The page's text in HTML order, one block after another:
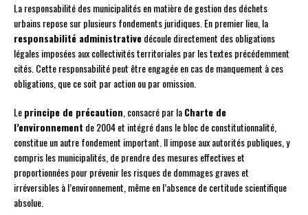
La responsabilité des municipalités en matière de gestion des déchets
urbains repose sur plusieurs fondements juridiques. En premier lieu, la
responsabilité administrativedécoule directement des obligations
légales imposées aux collectivités territoriales par les textes précédemment
cités. Cette responsabilité peut être engagée en cas de manquement à ces
obligations, que ce soit par action ou par omission.
Leprincipe de précaution , consacré par laCharte de
l’environnement de 2004 et intégré dans le bloc de constitutionnalité,
constitue un autre fondement important. Il impose aux autorités publiques, y
compris les municipalités, de prendre des mesures effectives et
proportionnées pour prévenir les risques de dommages graves et
irréversibles à l’environnement, même en l’absence de certitude scientifique
absolue.